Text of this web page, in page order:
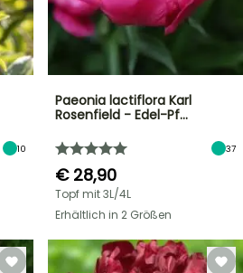
10
Paeonia lactiflora Karl
Rosenfield - Edel-Pf…
37
€ 28,90
Topf mit 3L/4L
Erhältlich in 2 Größen